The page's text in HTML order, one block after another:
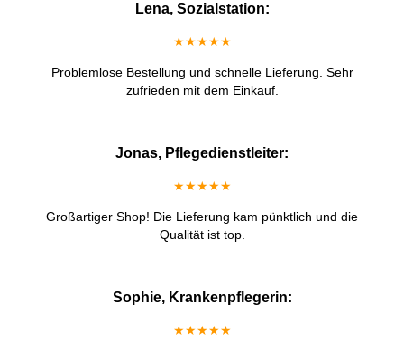
Lena, Sozialstation:
★★★★★
Problemlose Bestellung und schnelle Lieferung. Sehr
zufrieden mit dem Einkauf.
Jonas, Pflegedienstleiter:
★★★★★
Großartiger Shop! Die Lieferung kam pünktlich und die
Qualität ist top.
Sophie, Krankenpflegerin:
★★★★★